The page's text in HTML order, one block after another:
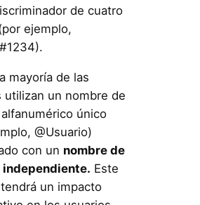
de cuatro
ejemplo,
mayoría de las
utilizan un nombre de
único
@Usuario)
con un nombre de
independiente. Este
un impacto